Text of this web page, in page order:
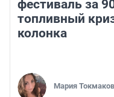
фестиваль за
топливный
колонка
Мария